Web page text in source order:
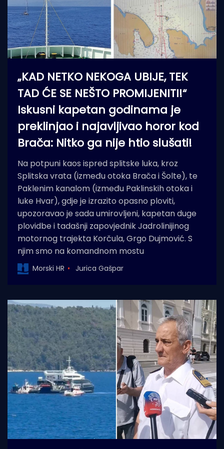
„KAD NETKO NEKOGA UBIJE, TEK
TAD ĆE SE NEŠTO PROMIJENITI!“
Iskusni kapetan godinama je
preklinjao i najavljivao horor kod
Brača: Nitko ga nije htio slušati!
Na potpuni kaos ispred splitske luka, kroz
Splitska vrata (između otoka Brača i Šolte), te
Paklenim kanalom (između Paklinskih otoka i
luke Hvar), gdje je izrazito opasno ploviti,
upozoravao je sada umirovljeni, kapetan duge
plovidbe i tadašnji zapovjednik Jadrolinijinog
motornog trajekta Korčula, Grgo Dujmović. S
njim smo na komandnom mostu
Morski HR Jurica Gašpar